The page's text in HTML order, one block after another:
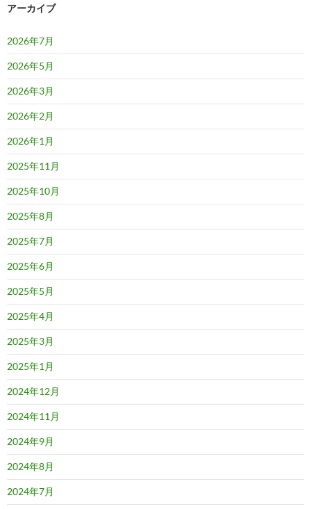
アーカイブ
2026年7月
2026年5月
2026年3月
2026年2月
2026年1月
2025年11月
2025年10月
2025年8月
2025年7月
2025年6月
2025年5月
2025年4月
2025年3月
2025年1月
2024年12月
2024年11月
2024年9月
2024年8月
2024年7月